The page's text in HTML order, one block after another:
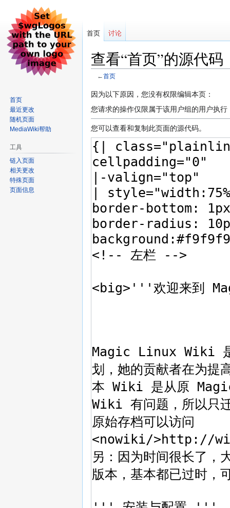
查看“首页”的源代码
←首页
跳
到
航
跳
到
索
因为以下原因，您没有权限编辑本页：
您请求的操作仅限属于该用户组的用户执行
您可以查看和复制此页面的源代码。
首页 讨论
首页
最近更改
随机页面
MediaWiki帮助
工具
链入页面
相关更改
特殊页面
页面信息